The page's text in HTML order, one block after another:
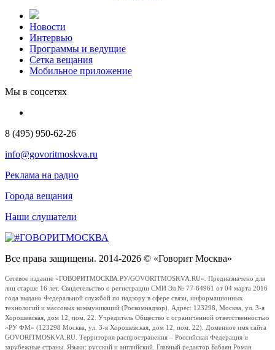
Новости
Интервью
Программы и ведущие
Сетка вещания
Мобильное приложение
Мы в соцсетях
8 (495) 950-62-26
info@govoritmoskva.ru
Реклама на радио
Города вещания
Наши слушатели
Все права защищены. 2014-2026 © «Говорит Москва»
Сетевое издание «ГОВОРИТМОСКВА.РУ/GOVORITMOSKVA.RU». Предназначено для
лиц старше 16 лет. Свидетельство о регистрации СМИ Эл № 77-64961 от 04 марта 2016
года выдано Федеральной службой по надзору в сфере связи, информационных
технологий и массовых коммуникаций (Роскомнадзор). Адрес: 123298, Москва, ул. 3-я
Хорошевская, дом 12, пом. 22. Учредитель Общество с ограниченной ответственностью
«РУ ФМ» (123298 Москва, ул. 3-я Хорошевская, дом 12, пом. 22). Доменное имя сайта
GOVORITMOSKVA.RU. Территория распространения – Российская Федерация и
зарубежные страны. Языки: русский и английский. Главный редактор Бабаян Роман